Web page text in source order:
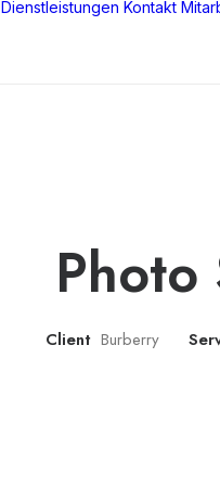
Dienstleistungen Kontakt
Client Burberry